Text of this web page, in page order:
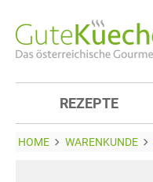
REZEPTE
HOME WARENKUNDE